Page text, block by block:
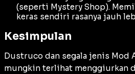
(seperti Mystery Shop).
keras sendiri rasanya jauh
Kesimpulan
Dustruco dan segala jenis Mod
mungkin terlihat menggiurkan